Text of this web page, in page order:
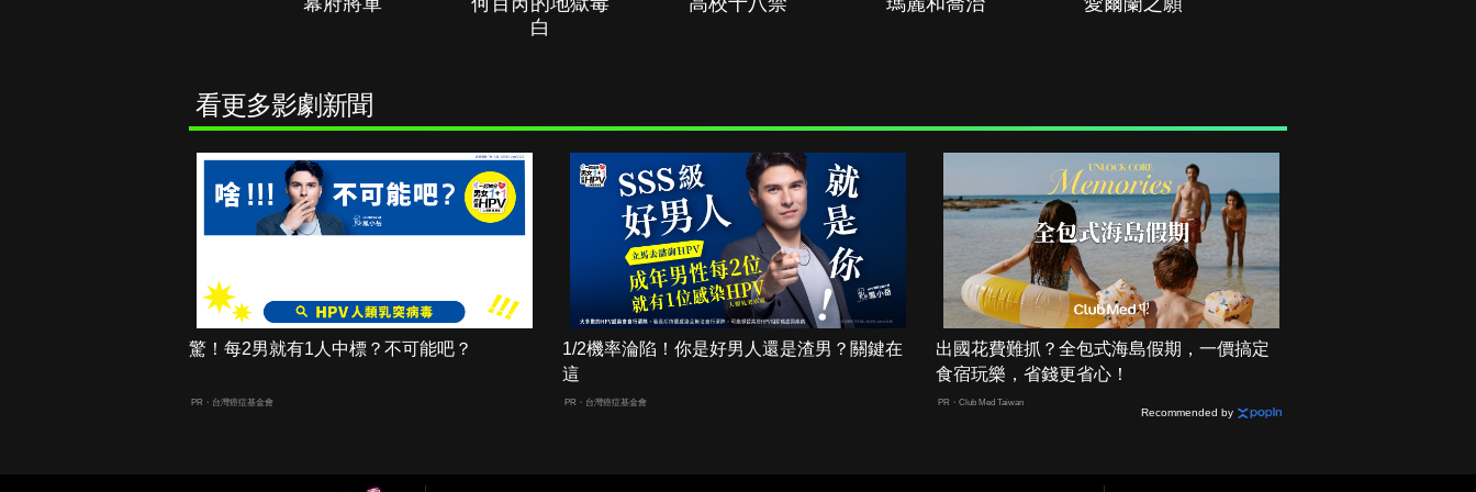
白
看更多影劇新聞
驚！每2男就有1人中標？不可能吧？
PR・台灣癌症基金會
1/2機率淪陷！你是好男人還是渣男？關鍵在
這
PR・台灣癌症基金會
出國花費難抓？全包式海島假期，一價搞定
食宿玩樂，省錢更省心！
PR・Club Med Taiwan
Recommended by